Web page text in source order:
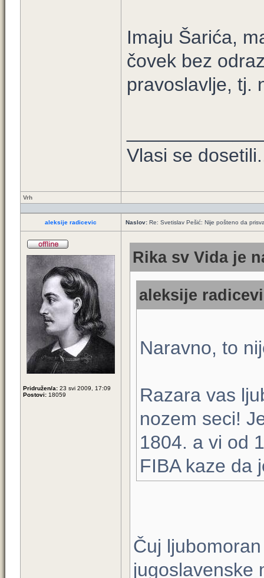
Imaju Šarića,
čovek bez
pravoslavlje, tj.
Vlasi se
Vrh
aleksije radicevic Naslov: Re: Svetislav Pešić: Nije pošteno da
Pridružen/a: 23 svi 2009, 17:09
Postovi: 18059
Rika sv Vida je
aleksije
Naravno, to
Razara vas
nozem seci!
1804. a vi od
FIBA kaze da
Čuj
jugoslavenske